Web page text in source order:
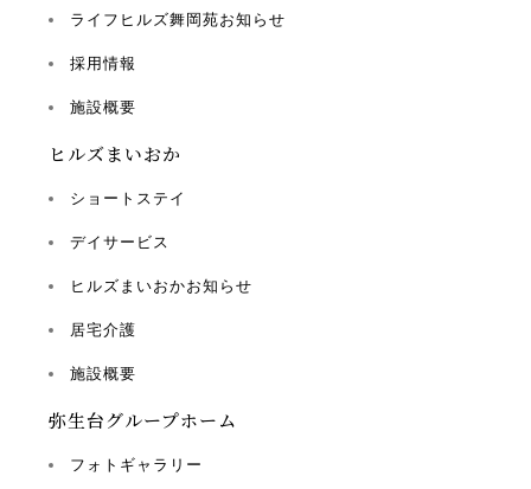
ライフヒルズ舞岡苑お知らせ
採用情報
施設概要
ヒルズまいおか
ショートステイ
デイサービス
ヒルズまいおかお知らせ
居宅介護
施設概要
弥生台グループホーム
フォトギャラリー